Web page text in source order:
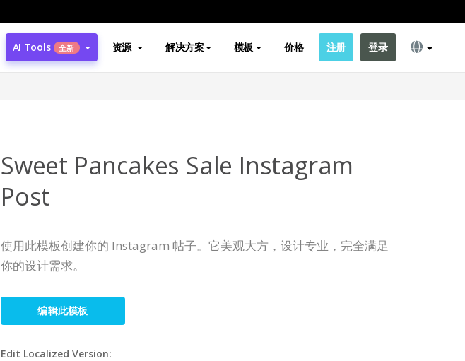
AI Tools 全新 资源 解决方案 模板 价格 注册 登录
Sweet Pancakes Sale Instagram
Post
使用此模板创建你的 Instagram 帖子。它美观大方，设计专业，完全满足
你的设计需求。
编辑此模板
Edit Localized Version: